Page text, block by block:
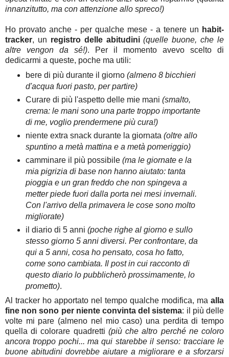
innanzitutto, ma con attenzione allo spreco!)
Ho provato anche - per qualche mese - a tenere un habit-
tracker, un registro delle abitudini (quelle buone, che le
altre vengon da sé!). Per il momento avevo scelto di
dedicarmi a queste, poche ma utili:
bere di più durante il giorno (almeno 8 bicchieri
d'acqua fuori pasto, per partire)
Curare di più l'aspetto delle mie mani (smalto,
crema: le mani sono una parte troppo importante
di me, voglio prendermene più cura!)
niente extra snack durante la giornata (oltre allo
spuntino a metà mattina e a metà pomeriggio)
camminare il più possibile (ma le giornate e la
mia pigrizia di base non hanno aiutato: tanta
pioggia e un gran freddo che non spingeva a
metter piede fuori dalla porta nei mesi invernali.
Con l'arrivo della primavera le cose sono molto
migliorate)
il diario di 5 anni (poche righe al giorno e sullo
stesso giorno 5 anni diversi. Per confrontare, da
qui a 5 anni, cosa ho pensato, cosa ho fatto,
come sono cambiata. Il post in cui racconto di
questo diario lo pubblicherò prossimamente, lo
prometto).
Al tracker ho apportato nel tempo qualche modifica, ma alla
fine non sono per niente convinta del sistema: il più delle
volte mi pare (almeno nel mio caso) una perdita di tempo
quella di colorare quadretti (più che altro perché ne coloro
ancora troppo pochi... ma qui starebbe il senso: tracciare le
buone abitudini dovrebbe aiutare a migliorare e a sforzarsi